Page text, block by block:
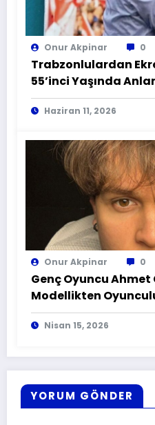
Onur Akpinar 0
Trabzonlulardan
55’inci Yaşında
Haziran 11, 2026
Onur Akpinar 0
Genç Oyuncu
Modellikten
Hikaye
Nisan 15, 2026
YORUM GÖNDER